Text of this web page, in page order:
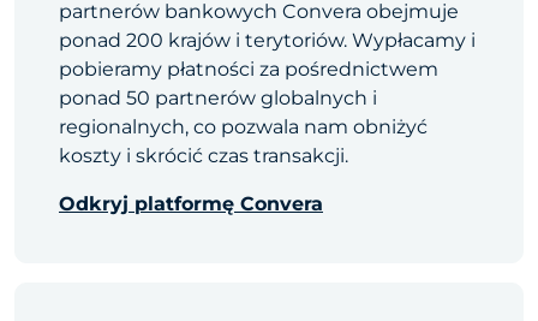
partnerów bankowych Convera obejmuje
ponad 200 krajów i terytoriów. Wypłacamy i
pobieramy płatności za pośrednictwem
ponad 50 partnerów globalnych i
regionalnych, co pozwala nam obniżyć
koszty i skrócić czas transakcji.
Odkryj platformę Convera